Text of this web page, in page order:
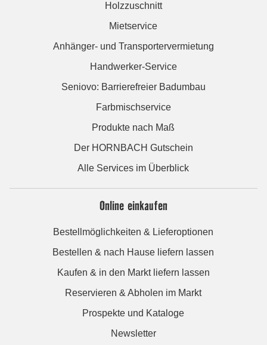
Holzzuschnitt
Mietservice
Anhänger- und Transportervermietung
Handwerker-Service
Seniovo: Barrierefreier Badumbau
Farbmischservice
Produkte nach Maß
Der HORNBACH Gutschein
Alle Services im Überblick
Online einkaufen
Bestellmöglichkeiten & Lieferoptionen
Bestellen & nach Hause liefern lassen
Kaufen & in den Markt liefern lassen
Reservieren & Abholen im Markt
Prospekte und Kataloge
Newsletter